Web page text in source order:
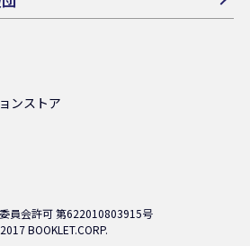
ンストア
員会許可 第622010803915号
BOOKLET.CORP.